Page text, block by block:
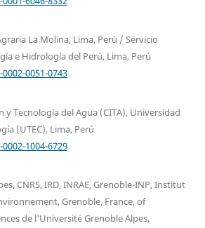
La Molina, Lima, Perú / Servicio
e Hidrología del Perú, Lima, Perú
0051-0743
y Tecnología del Agua (CITA), Universidad
(UTEC), Lima, Perú
1004-6729
CNRS, IRD, INRAE, Grenoble-INP, Institut
Grenoble, France, of
de l'Université Grenoble Alpes,